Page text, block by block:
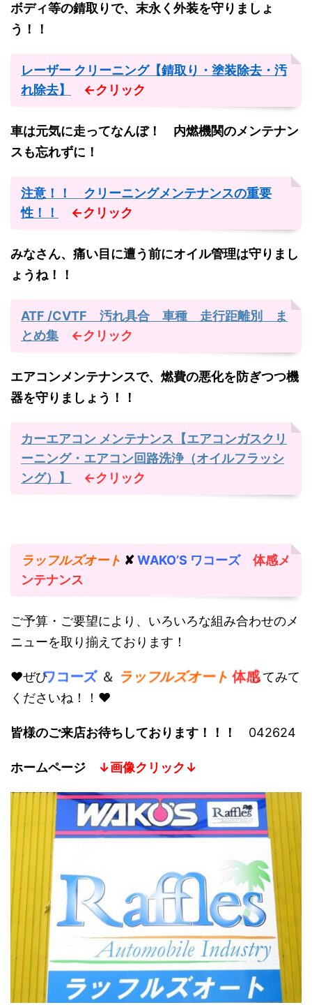
ボディ等の錆取りで、末永く外装を守りましょ
う！！
レーザー クリーニング【錆取り・塗装除去・汚
れ除去】
←クリック
車は元気に走ってなんぼ！ 内燃機関のメンテナン
スも忘れずに！
注意！！ クリーニングメンテナンスの重要
性！！
←クリック
みなさん、痛い目に遭う前にオイル管理は守りまし
ょうね！！
ATF /CVTF 汚れ具合 車種 走行距離別 ま
とめ集
←クリック
エアコンメンテナンスで、燃費の悪化を防ぎつつ機
器を守りましょう！！
カーエアコン メンテナンス【エアコンガスクリ
ーニング・エアコン回路洗浄（オイルフラッシ
ング）】
←クリック
ラッフルズオート ✘WAKO’S ワコーズ 体感メ
ンテナンス
ご予算・ご要望により、いろいろな組み合わせのメ
ニューを取り揃えております！
♥ぜひワコーズ ＆ ラッフルズオート 体感してみて
くださいね！！♥
皆様のご来店お待ちしております！！！ 042624
ホームページ ↓画像クリック↓